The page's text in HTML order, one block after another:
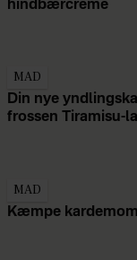
hindbærcreme
MAD
Din nye
frossen Tiramisu-
MAD
Kæmpe